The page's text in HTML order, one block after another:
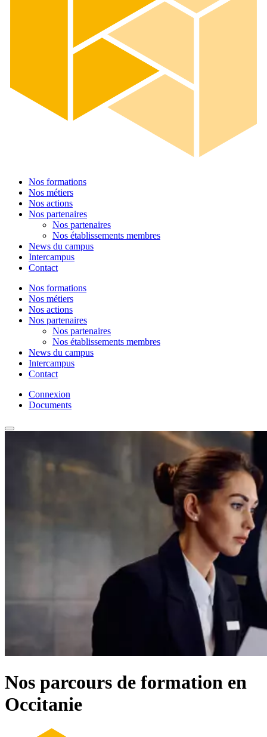
Nos formations
Nos métiers
Nos actions
Nos partenaires
Nos partenaires
Nos établissements membres
News du campus
Intercampus
Contact
Nos formations
Nos métiers
Nos actions
Nos partenaires
Nos partenaires
Nos établissements membres
News du campus
Intercampus
Contact
Connexion
Documents
Nos parcours de formation en
Occitanie